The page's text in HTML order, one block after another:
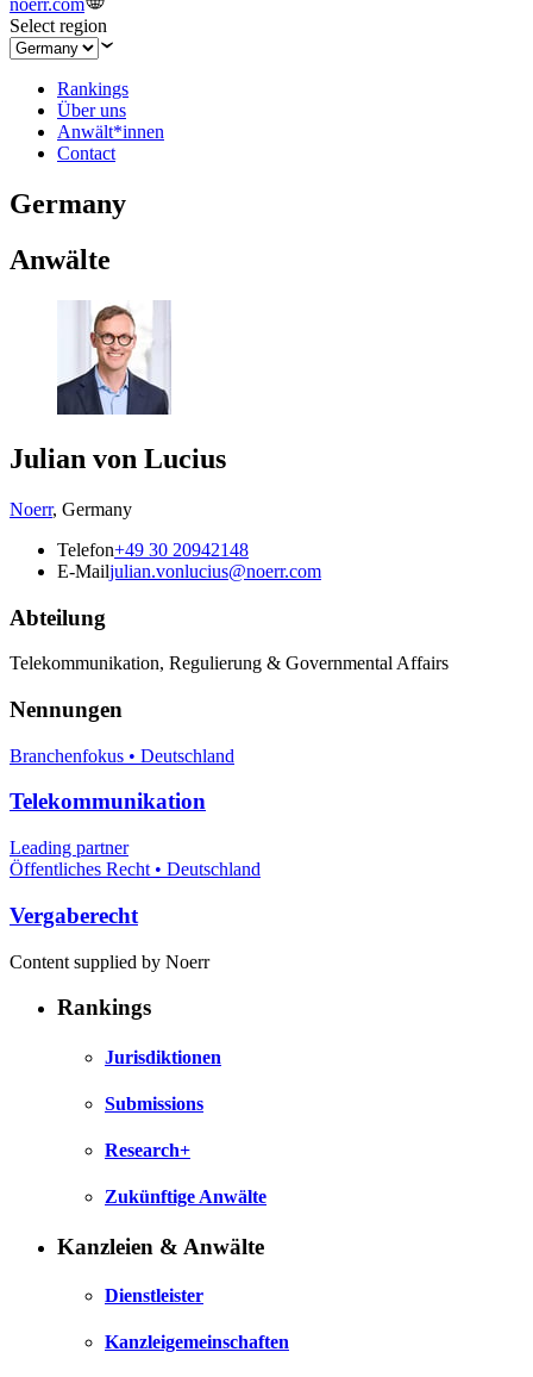
noerr.com
Select region
Rankings
Über uns
Anwält*innen
Contact
Germany
Anwälte
Julian von Lucius
Noerr, Germany
Telefon+49 30 20942148
E-Mailjulian.vonlucius@noerr.com
Abteilung
Telekommunikation, Regulierung & Governmental Affairs
Nennungen
Branchenfokus • Deutschland
Telekommunikation
Leading partner
Öffentliches Recht • Deutschland
Vergaberecht
Content supplied by Noerr
Rankings
Jurisdiktionen
Submissions
Research+
Zukünftige Anwälte
Kanzleien & Anwälte
Dienstleister
Kanzleigemeinschaften